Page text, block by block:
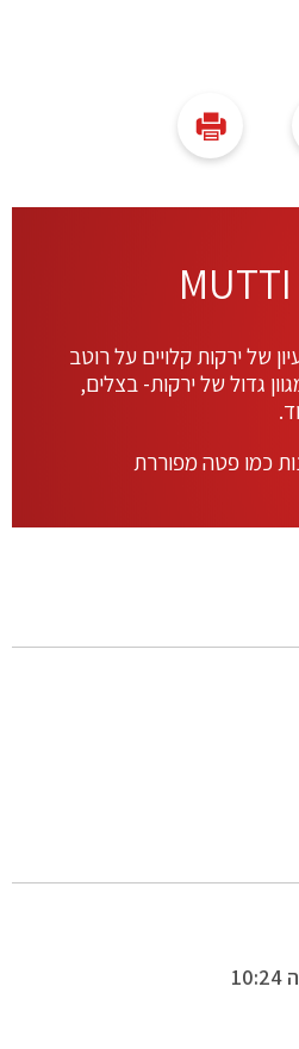
של ירקות קלויים על רוטב
גדול של ירקות- בצלים,
כמו פטה מפוררת